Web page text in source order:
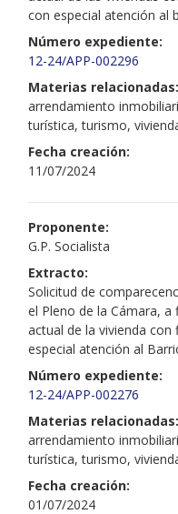
con especial atención al
Número expediente:
12-24/APP-002296
Materias relacionadas:
arrendamiento
turística, turismo,
Fecha creación:
11/07/2024
Proponente:
G.P. Socialista
Extracto:
Solicitud de
el Pleno de la Cámara,
actual de la vivienda
especial atención al
Número expediente:
12-24/APP-002276
Materias relacionadas:
arrendamiento
turística, turismo,
Fecha creación:
01/07/2024